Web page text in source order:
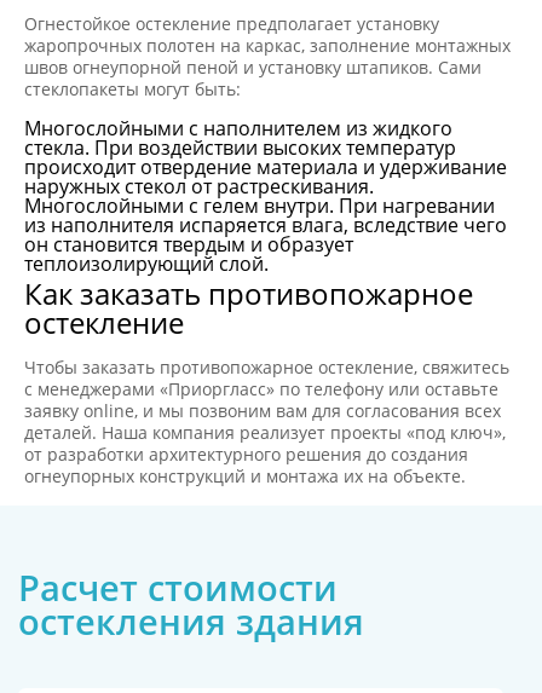
Огнестойкое остекление предполагает установку
жаропрочных полотен на каркас, заполнение монтажных
швов огнеупорной пеной и установку штапиков. Сами
стеклопакеты могут быть:
Многослойными с наполнителем из жидкого
стекла. При воздействии высоких температур
происходит отвердение материала и удерживание
наружных стекол от растрескивания.
Многослойными с гелем внутри. При нагревании
из наполнителя испаряется влага, вследствие чего
он становится твердым и образует
теплоизолирующий слой.
Как заказать противопожарное
остекление
Чтобы заказать противопожарное остекление, свяжитесь
с менеджерами «Приоргласс» по телефону или оставьте
заявку online, и мы позвоним вам для согласования всех
деталей. Наша компания реализует проекты «под ключ»,
от разработки архитектурного решения до создания
огнеупорных конструкций и монтажа их на объекте.
Расчет стоимости
остекления здания